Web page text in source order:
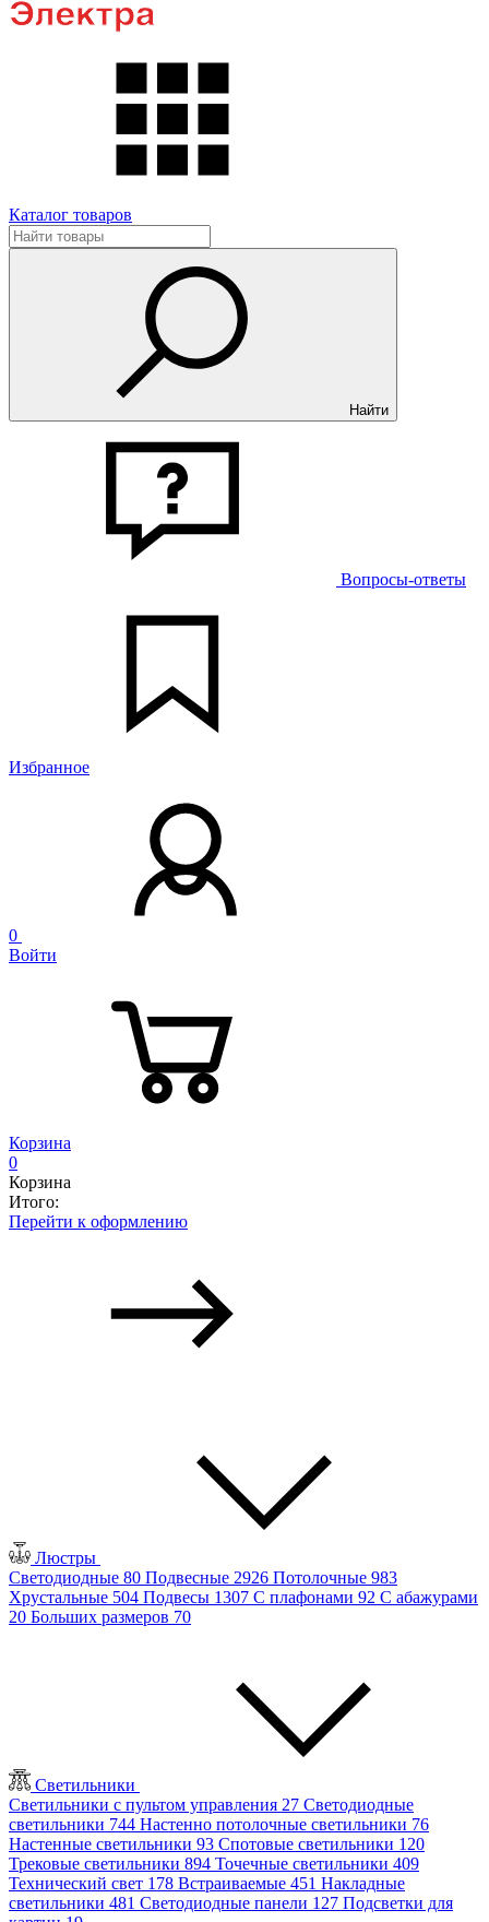
Каталог товаров
Найти
Вопросы-ответы
Избранное
0
Войти
Корзина
0
Корзина
Итого:
Перейти к оформлению
Люстры
Светодиодные 80 Подвесные 2926 Потолочные 983
Хрустальные 504 Подвесы 1307 С плафонами 92 С абажурами
20 Больших размеров 70
Светильники
Светильники с пультом управления 27 Светодиодные
светильники 744 Настенно потолочные светильники 76
Настенные светильники 93 Спотовые светильники 120
Трековые светильники 894 Точечные светильники 409
Технический свет 178 Встраиваемые 451 Накладные
светильники 481 Светодиодные панели 127 Подсветки для